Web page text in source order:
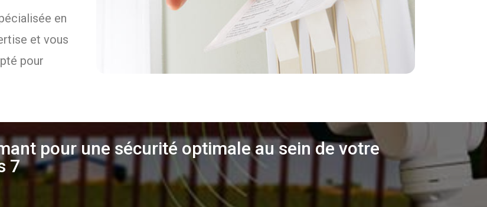
en
et vous
pour
pour une sécurité optimale au sein de votre
7